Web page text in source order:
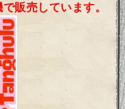
販売しています。